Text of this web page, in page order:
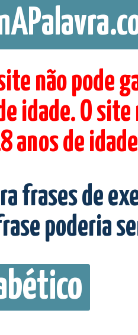
não pode
idade. O
anos de
frases de
poderia